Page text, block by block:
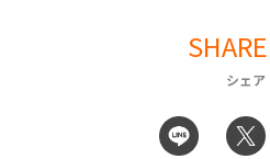
SHARE
シェア